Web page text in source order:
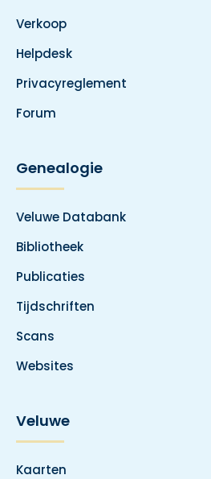
Verkoop
Helpdesk
Privacyreglement
Forum
Genealogie
Veluwe Databank
Bibliotheek
Publicaties
Tijdschriften
Scans
Websites
Veluwe
Kaarten